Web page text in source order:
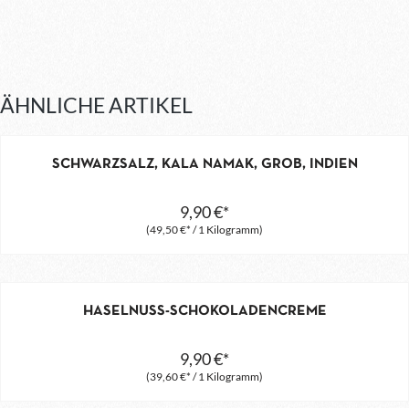
ÄHNLICHE ARTIKEL
SCHWARZSALZ, KALA NAMAK, GROB, INDIEN
(49,50 €* / 1 Kilogramm)
9,90 €*
HASELNUSS-SCHOKOLADENCREME
(39,60 €* / 1 Kilogramm)
9,90 €*